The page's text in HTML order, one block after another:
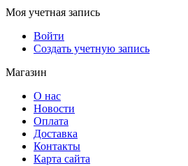
Моя учетная запись
Войти
Создать учетную запись
Магазин
О нас
Новости
Оплата
Доставка
Контакты
Карта сайта